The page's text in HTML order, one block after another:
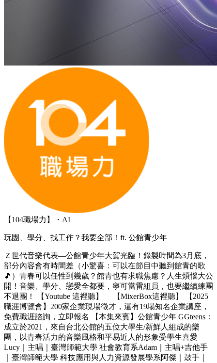
【104職場力】・AI
玩團、學分、找工作？我要全部！ft. 公館青少年
Ｚ世代音樂代表—公館青少年大駕光臨！錄製時間為3月底，
部分內容會有時間差（小驚喜：可以在節目中聽到館青的歌
🎵）青春可以任性到幾歲？館青也有求職焦慮？人生煩惱大公
開！音樂、學分、戀愛全都要，寧可當雷組員，也要繼續練團
不退團！ 【Youtube 這裡聽】 【MixerBox這裡聽】 【2025
職涯博覽會】200家企業現場徵才，還有19場知名企業講座，
免費職涯諮詢，立即報名 【本集來賓】公館青少年 GGteens：
成立於2021，來自台北公館的五位大學生/新鮮人組成的樂
團，以青春活力的音樂風格和平易近人的形象受學生喜愛
Lucy｜主唱｜臺灣師範大學 社會教育系Adam｜主唱+吉他手
｜臺灣師範大學 科技應用與人力資源發展學系阿傑｜鼓手｜